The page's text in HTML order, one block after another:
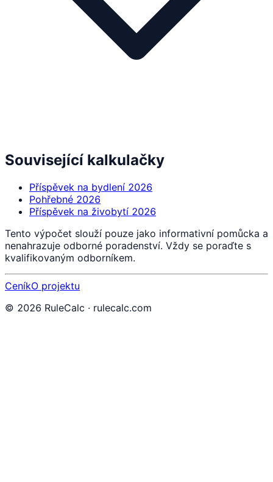
Související kalkulačky
Příspěvek na bydlení 2026
Pohřebné 2026
Příspěvek na živobytí 2026
Tento výpočet slouží pouze jako informativní pomůcka a
nenahrazuje odborné poradenství. Vždy se poraďte s
kvalifikovaným odborníkem.
CeníkO projektu
© 2026 RuleCalc · rulecalc.com